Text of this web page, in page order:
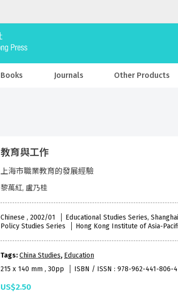
Books Journals Other Products
教育與工作
上海市職業教育的發展經驗
黎萬紅, 盧乃桂
Chinese , 2002/01
Educational Studies Series,
Policy Studies Series
Hong Kong Institute of Asia-
Tags:China Studies, Education
215 x 140 mm , 30pp
ISBN / ISSN : 978-962-441-806-4
US$2.50